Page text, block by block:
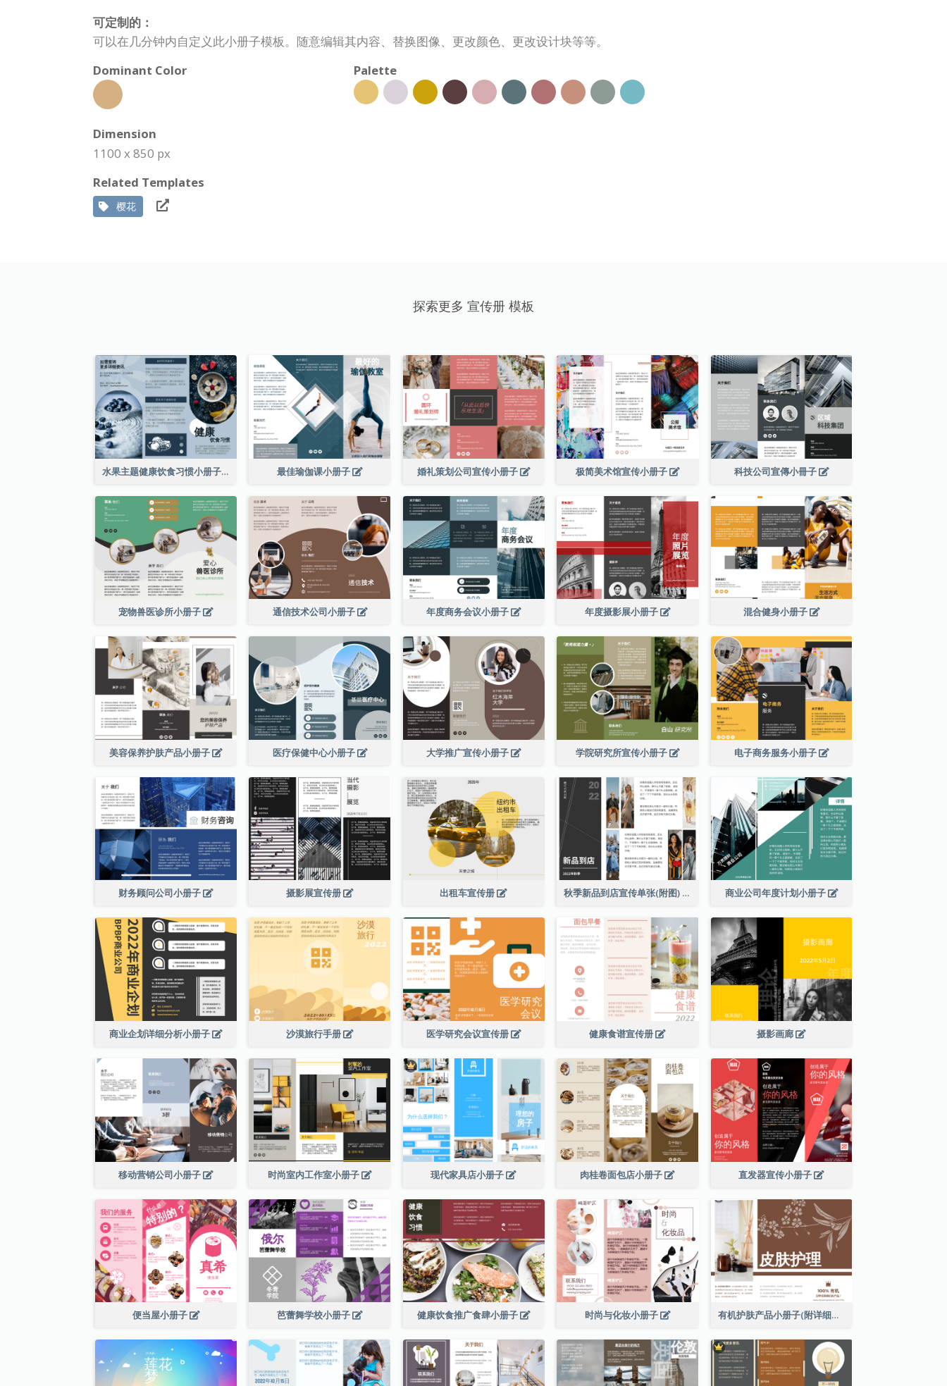
可定制的：
可以在几分钟内自定义此小册子模板。随意编辑其内容、替换图像、更改颜色、更改设计块等等。
Dominant Color
Palette
Dimension
1100 x 850 px
Related Templates
樱花
探索更多 宣传册 模板
水果主题健康饮食习惯小册子 最佳瑜伽课小册子 婚礼策划公司宣传小册子 极简美术馆宣传小册子 科技公司宣傳小冊子
宠物兽医诊所小册子 通信技术公司小册子 年度商务会议小册子 年度摄影展小册子 混合健身小册子
美容保养护肤产品小册子 医疗保健中心小册子 大学推广宣传小册子 学院研究所宣传小册子 电子商务服务小册子
财务顾问公司小册子 摄影展宣传册 出租车宣传册 秋季新品到店宣传单张(附图) 商业公司年度计划小册子
商业企划详细分析小册子 沙漠旅行手册 医学研究会议宣传册 健康食谱宣传册 摄影画廊
移动营销公司小册子 时尚室内工作室小册子 现代家具店小册子 肉桂卷面包店小册子 直发器宣传小册子
便当屋小册子 芭蕾舞学校小册子 健康饮食推广食肆小册子 时尚与化妆小册子 有机护肤产品小册子(附详细信息)